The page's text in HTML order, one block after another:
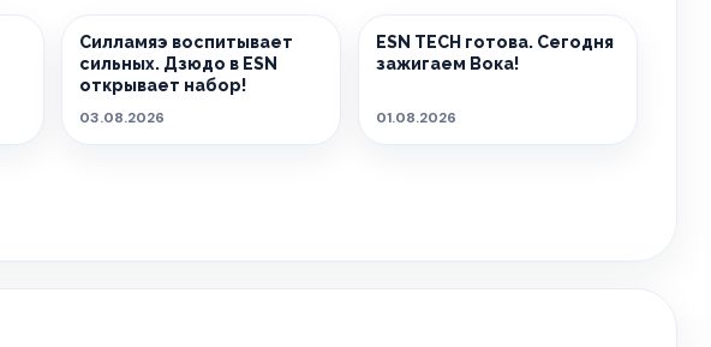
Силламяэ воспитывает
сильных. Дзюдо в ESN
открывает набор!
03.08.2026
ESN TECH готова. Сегодня
зажигаем Вока!
01.08.2026